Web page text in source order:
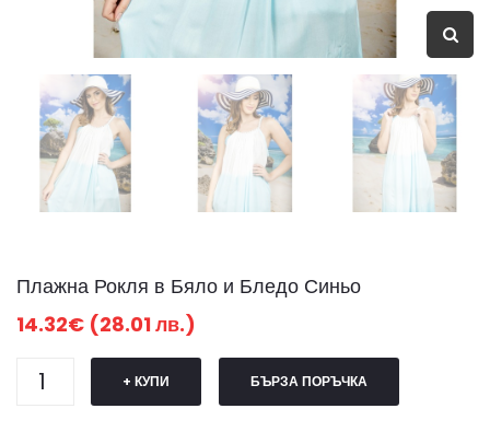
Плажна Рокля в Бяло и Бледо Синьо
14.32€ (28.01 лв.)
+ КУПИ БЪРЗА ПОРЪЧКА